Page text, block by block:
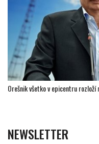
Orešnik všetko v epicentru
NEWSLETTER